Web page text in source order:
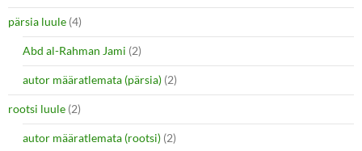
pärsia luule (4)
Abd al-Rahman Jami (2)
autor määratlemata (pärsia) (2)
rootsi luule (2)
autor määratlemata (rootsi) (2)